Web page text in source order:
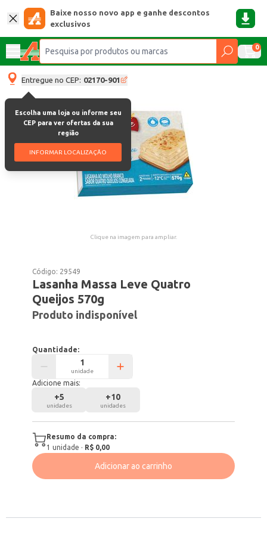
Baixe nosso novo app e ganhe descontos
exclusivos
0
Entregue no CEP: 02170-901
Escolha uma loja ou informe seu
CEP para ver ofertas da sua
região
INFORMAR LOCALIZAÇÃO
Clique na imagem para ampliar.
Código: 29549
Lasanha Massa Leve Quatro
Queijos 570g
Produto indisponível
Quantidade:
unidade
Adicione mais:
+5
unidades
+10
unidades
Resumo da compra:
1 unidade · R$ 0,00
Adicionar ao carrinho